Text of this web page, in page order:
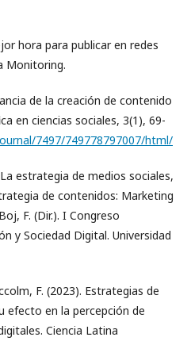
hora para publicar en redes
Monitoring.
de la creación de contenido
en ciencias sociales, 3(1), 69-
7497/749778797007/html/
estrategia de medios sociales,
de contenidos: Marketing
F. (Dir.). I Congreso
y Sociedad Digital. Universidad
F. (2023). Estrategias de
efecto en la percepción de
Ciencia Latina